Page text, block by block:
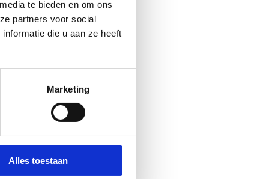
te bieden en om ons
partners voor social
die u aan ze heeft
Marketing
Alles toestaan